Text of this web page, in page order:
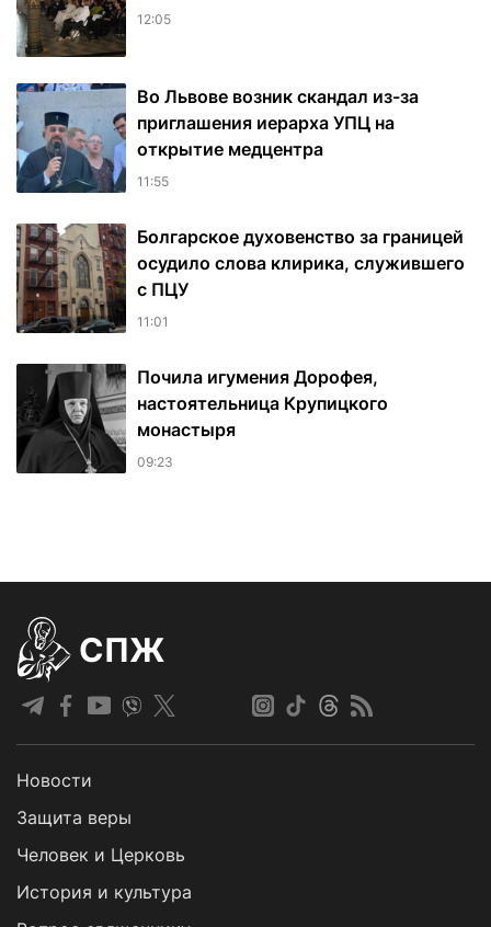
12:05
Во Львове возник скандал из-за
приглашения иерарха УПЦ на
открытие медцентра
11:55
Болгарское духовенство за границей
осудило слова клирика, служившего
с ПЦУ
11:01
Почила игумения Дорофея,
настоятельница Крупицкого
монастыря
09:23
СПЖ
Новости
Защита веры
Человек и Церковь
История и культура